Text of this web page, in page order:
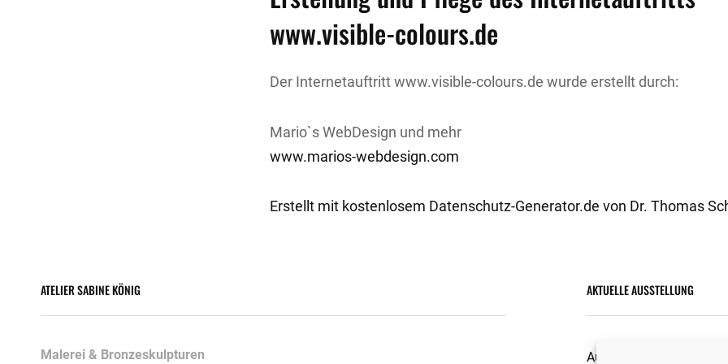
www.visible-colours.de
Der Internetauftritt www.visible-colours.de wurde erstellt durch:
Mario`s WebDesign und mehr
www.marios-webdesign.com
Erstellt mit kostenlosem Datenschutz-Generator.de von Dr. Thomas
ATELIER SABINE KÖNIG
Malerei & Bronzeskulpturen
AKTUELLE AUSSTELLUNG
Ausstellungen/Projekte